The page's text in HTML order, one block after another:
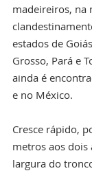
madeireiros, na
estados de
Grosso, Pará e
ainda é
e no México.
Cresce rápido,
metros aos dois
largura do